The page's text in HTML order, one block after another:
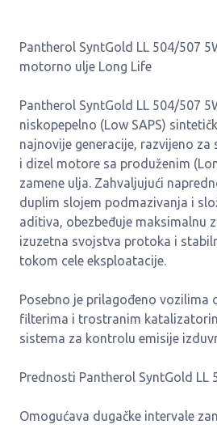
Pantherol SyntGold LL 504/507
motorno ulje Long Life
Pantherol SyntGold LL 504/507
niskopepelno (Low SAPS)
najnovije generacije, razvijeno za
i dizel motore sa produženim
zamene ulja. Zahvaljujući
duplim slojem podmazivanja i
aditiva, obezbeđuje maksimalnu
izuzetna svojstva protoka i
tokom cele eksploatacije.
Posebno je prilagođeno vozilima
filterima i trostranim
sistema za kontrolu emisije
Prednosti Pantherol SyntGold LL
Omogućava dugačke intervale